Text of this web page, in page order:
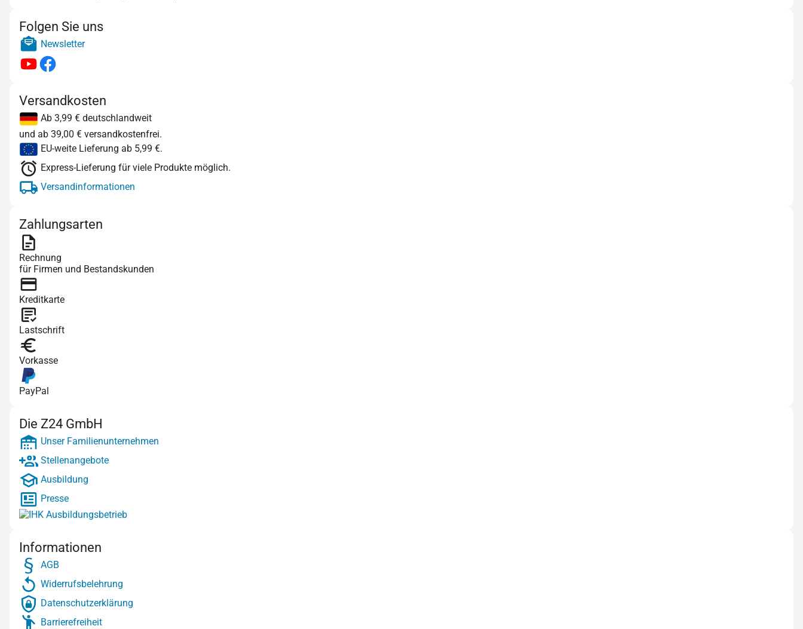
Folgen Sie uns
Newsletter
Versandkosten
Ab 3,99 € deutschlandweit
und ab 39,00 € versandkostenfrei.
EU-weite Lieferung ab 5,99 €.
Express-Lieferung für viele Produkte möglich.
Versandinformationen
Zahlungsarten
Rechnung
für Firmen und Bestandskunden
Kreditkarte
Lastschrift
Vorkasse
PayPal
Die Z24 GmbH
Unser Familienunternehmen
Stellenangebote
Ausbildung
Presse
Informationen
AGB
Widerrufsbelehrung
Datenschutzerklärung
Barrierefreiheit